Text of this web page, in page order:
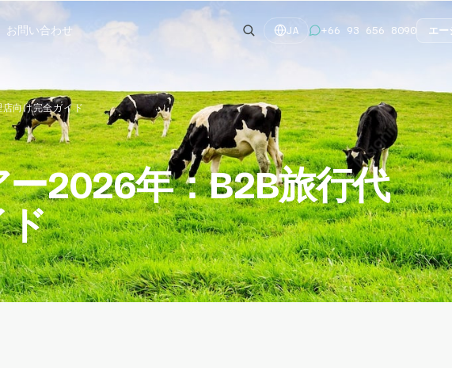
お問い合わせ JA +66 93 656 8090 エー
向け完全ガイド
2026年：B2B旅行代
ド